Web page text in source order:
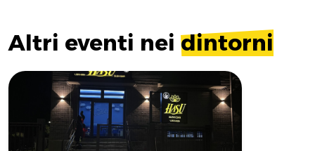
Altri eventi nei dintorni